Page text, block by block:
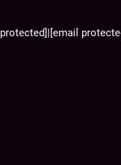
|
[email protected]